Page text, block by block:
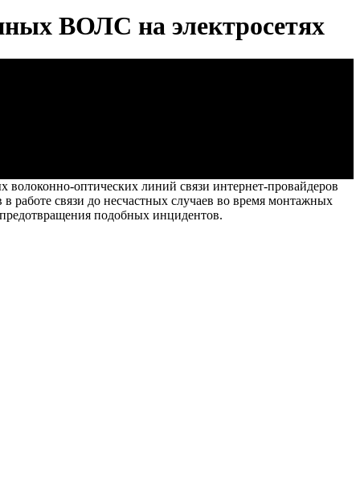
ВОЛС на электросетях
оптических линий связи интернет-провайдеров
работе связи до несчастных случаев во время монтажных
подобных инцидентов.